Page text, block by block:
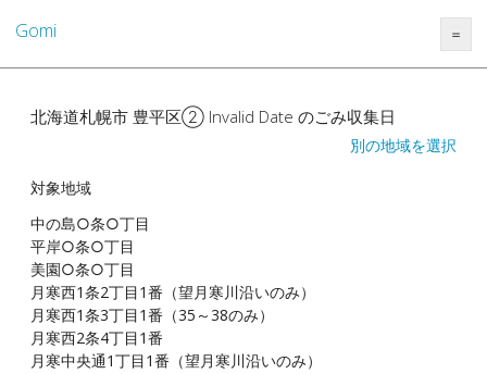
Gomi ＝
北海道札幌市 豊平区② Invalid Date のごみ収集日
別の地域を選択
対象地域
中の島○条○丁目
平岸○条○丁目
美園○条○丁目
月寒西1条2丁目1番（望月寒川沿いのみ）
月寒西1条3丁目1番（35～38のみ）
月寒西2条4丁目1番
月寒中央通1丁目1番（望月寒川沿いのみ）